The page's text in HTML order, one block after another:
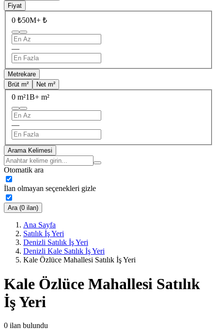
Fiyat
0 ₺50M+ ₺
—
Metrekare
Brüt m²
Net m²
0 m²1B+ m²
—
Arama Kelimesi
Otomatik ara
İlan olmayan seçenekleri gizle
Ara (0 ilan)
Ana Sayfa
Satılık İş Yeri
Denizli Satılık İş Yeri
Denizli Kale Satılık İş Yeri
Kale Özlüce Mahallesi Satılık İş Yeri
Kale Özlüce Mahallesi Satılık
İş Yeri
0 ilan bulundu